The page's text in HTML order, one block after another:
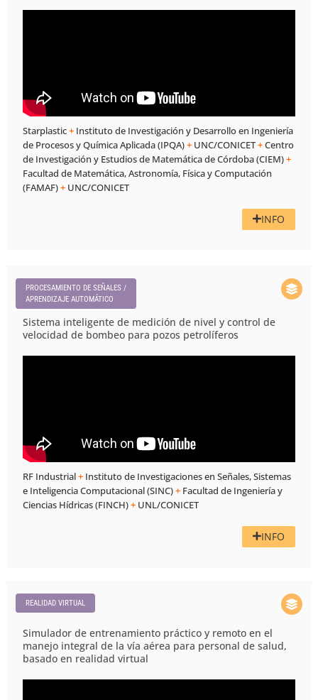
Starplastic+ Instituto de Investigación y Desarrollo en Ingeniería
de Procesos y Química Aplicada (IPQA)+ UNC/CONICET+Centro
de Investigación y Estudios de Matemática de Córdoba (CIEM)+
Facultad de Matemática, Astronomía, Física y Computación
(FAMAF)+ UNC/CONICET
INFO
PROCESAMIENTO DE SEÑALES /
APRENDIZAJE AUTOMÁTICO
Sistema inteligente de medición de nivel y control de
velocidad de bombeo para pozos petrolíferos
RF Industrial+ Instituto de Investigaciones en Señales, Sistemas
e Inteligencia Computacional (SINC)+ Facultad de Ingeniería y
Ciencias Hídricas (FINCH)+ UNL/CONICET
INFO
REALIDAD VIRTUAL​
Simulador de entrenamiento práctico y remoto en el
manejo integral de la vía aérea para personal de salud,
basado en realidad virtual